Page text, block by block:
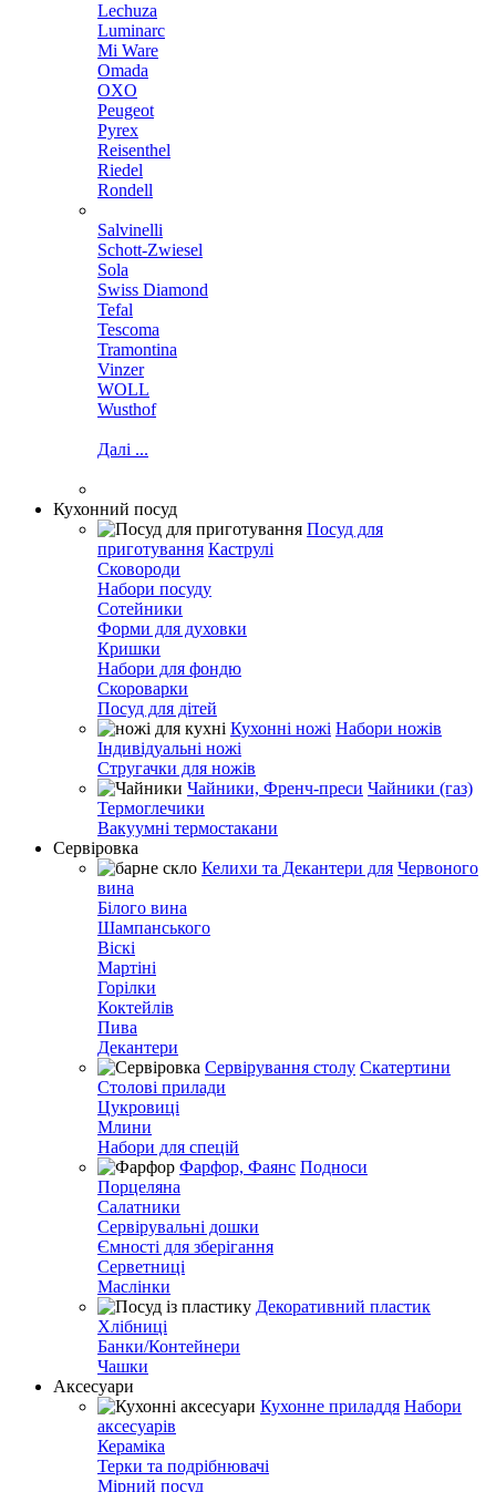
Lechuza
Luminarc
Mi Ware
Omada
OXO
Peugeot
Pyrex
Reisenthel
Riedel
Rondell
Salvinelli
Schott-Zwiesel
Sola
Swiss Diamond
Tefal
Tescoma
Tramontina
Vinzer
WOLL
Wusthof
Далі ...
Кухонний посуд
Посуд для
приготування Каструлі
Сковороди
Набори посуду
Сотейники
Форми для духовки
Кришки
Набори для фондю
Скороварки
Посуд для дітей
Кухонні ножі Набори ножів
Індивідуальні ножі
Стругачки для ножів
Чайники, Френч-преси Чайники (газ)
Термоглечики
Вакуумні термостакани
Сервіровка
Келихи та Декантери для Червоного
вина
Білого вина
Шампанського
Віскі
Мартіні
Горілки
Коктейлів
Пива
Декантери
Сервірування столу Скатертини
Столові прилади
Цукровиці
Млини
Набори для спецій
Фарфор, Фаянс Подноси
Порцеляна
Салатники
Сервірувальні дошки
Ємності для зберігання
Серветниці
Маслінки
Декоративний пластик
Хлібниці
Банки/Контейнери
Чашки
Аксесуари
Кухонне приладдя Набори
аксесуарів
Кераміка
Терки та подрібнювачі
Мірний посуд